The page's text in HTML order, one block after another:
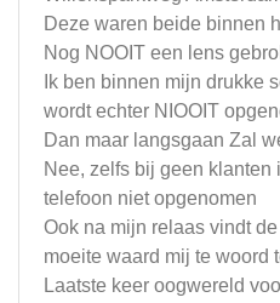
Deze waren beide binnen
Nog NOOIT een lens
Ik ben binnen mijn drukke
wordt echter NIOOIT
Dan maar langsgaan Zal
Nee, zelfs bij geen klanten
telefoon niet opgenomen
Ook na mijn relaas vindt
moeite waard mij te woord
Laatste keer oogwereld